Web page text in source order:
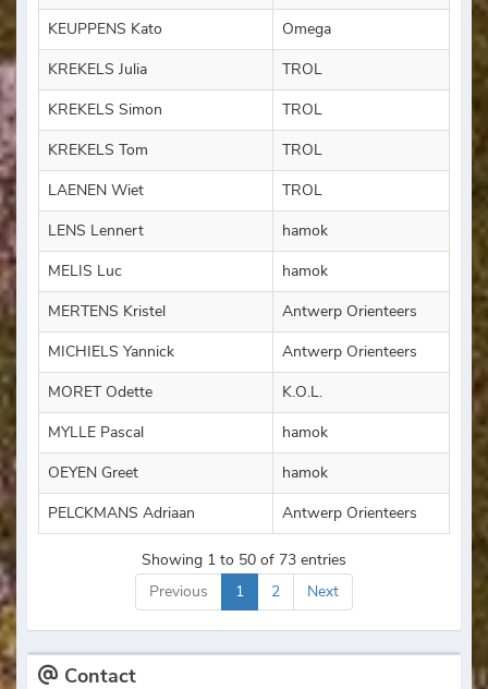
KEUPPENS Kato
Omega
KREKELS Julia
TROL
KREKELS Simon
TROL
KREKELS Tom
TROL
LAENEN Wiet
TROL
LENS Lennert
hamok
MELIS Luc
hamok
MERTENS Kristel
Antwerp Orienteers
MICHIELS Yannick
Antwerp Orienteers
MORET Odette
K.O.L.
MYLLE Pascal
hamok
OEYEN Greet
hamok
PELCKMANS Adriaan
Antwerp Orienteers
Showing 1 to 50 of 73 entries
Previous
1 2 Next
Contact